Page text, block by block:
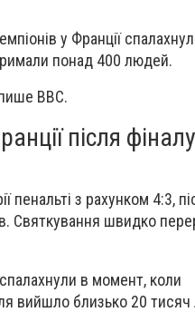
у Франції
понад 400 людей.
BBC.
після
пенальті з рахунком 4:3,
Святкування швидко
в момент, коли
вийшло близько 20